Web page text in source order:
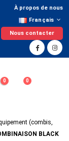
À propos de nous
Français
Nous contacter
0 0
(combis,
BLACK